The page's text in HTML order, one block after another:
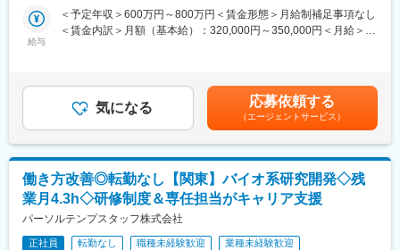
・社員インタビュー動画：https://youtu.be/nU2OtVAC__8
変わってくる風土があります。年功序列ではなく、職位に関係な
く意見を取り入れる組織風土です。
ルドであるファストフードの市場はこの18年間で9,000億円程伸
長しています。世界の飢餓人口8億2,100万人（約9人に1人）とい
われる今、「世界中の人々に安全でおいしい食を手軽な価格で提
供する」を企業理念として、原材料の調達から製造・加工、物
流、販売までの全てを自社管理下で行う独自の「MMD（マス・マ
ーチャンダイジング・システム）」を構築し、食料の偏在を無く
し供給の絶えない持続可能な仕組み作りを行っております。
変更の範囲：会社の定める業務
下でも、事業だけでなく会社を牽引し、世界シェアNo.1に向けて
自ら主体的に行動し、高みを目指せる方を求めております
検査や、遺伝子解析）
・報告書の作成と発信、他部署と検査に関するコミュニケーショ
・検査業務に付随する業務（発注・検収、在庫管理等）
※出張：年数回
■組織構成
給与
＜予定年収＞600万円～800万円＜賃金形態＞月給制補足事項なし
＜賃金内訳＞月額（基本給）：320,000円～350,000円＜月給＞
能性があります。月給(月額)は固定手当を含めた表記です。
気になる 応募依頼する
（エージェントサービス）
働き方改善◎転勤なし【関東】バイオ系研究開発◇残
業月4.3h◇研修制度＆専任担当がキャリア支援
パーソルテンプスタッフ株式会社
正社員 転勤なし 職種未経験歓迎 業種未経験歓迎